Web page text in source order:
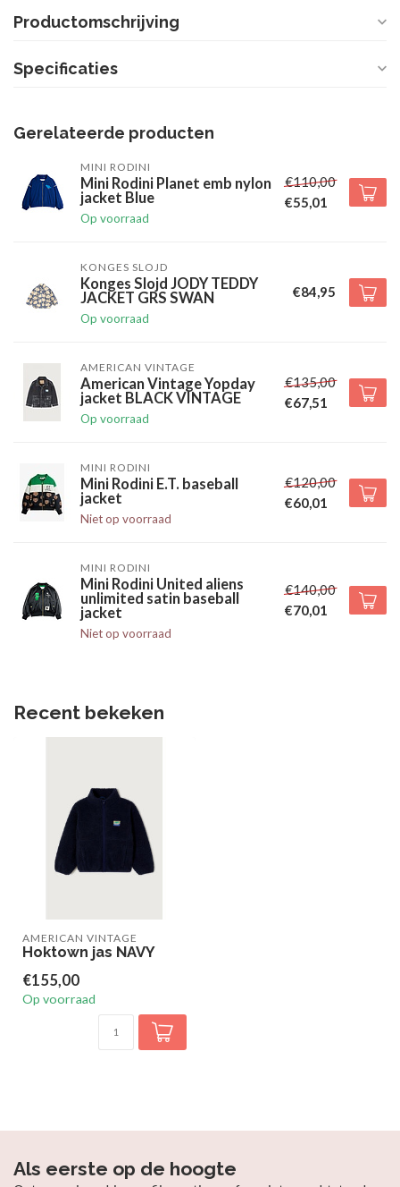
Productomschrijving
Specificaties
Gerelateerde producten
MINI RODINI
Mini Rodini Planet emb nylon
jacket Blue
Op voorraad
€110,00
€55,01
KONGES SLOJD
Konges Slojd JODY TEDDY
JACKET GRS SWAN
Op voorraad
€84,95
AMERICAN VINTAGE
American Vintage Yopday
jacket BLACK VINTAGE
Op voorraad
€135,00
€67,51
MINI RODINI
Mini Rodini E.T. baseball
jacket
Niet op voorraad
€120,00
€60,01
MINI RODINI
Mini Rodini United aliens
unlimited satin baseball
jacket
Niet op voorraad
€140,00
€70,01
Recent bekeken
AMERICAN VINTAGE
Hoktown jas NAVY
€155,00
Op voorraad
Als eerste op de hoogte